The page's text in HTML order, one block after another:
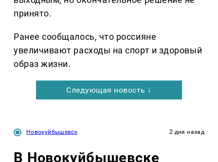
принято.
Ранее сообщалось, что россияне
увеличивают расходы на спорт и здоровый
образ жизни.
Следующая новость ↓
Новокуйбышевск 2 дня назад
В Новокуйбышевске